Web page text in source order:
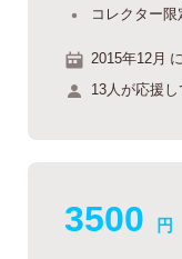
コレクター
2015年12月
13人が応援し
3500 円